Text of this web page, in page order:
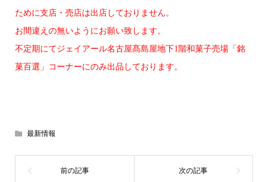
ために支店・売店は出店しておりません。
お間違えの無いようにお願い致します。
不定期にてジェイアール名古屋髙島屋地下1階和菓子売場「銘
菓百選」コーナーにのみ出品しております。
最新情報